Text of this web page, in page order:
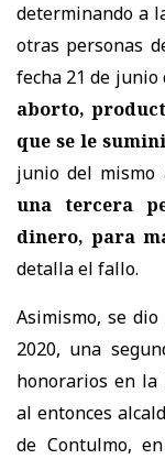
determinando a
otras personas
fecha 21 de junio
aborto,
que se le
junio del mismo
una tercera
dinero, para
detalla el fallo.
Asimismo, se
2020, una
honorarios en la
al entonces
de Contulmo,